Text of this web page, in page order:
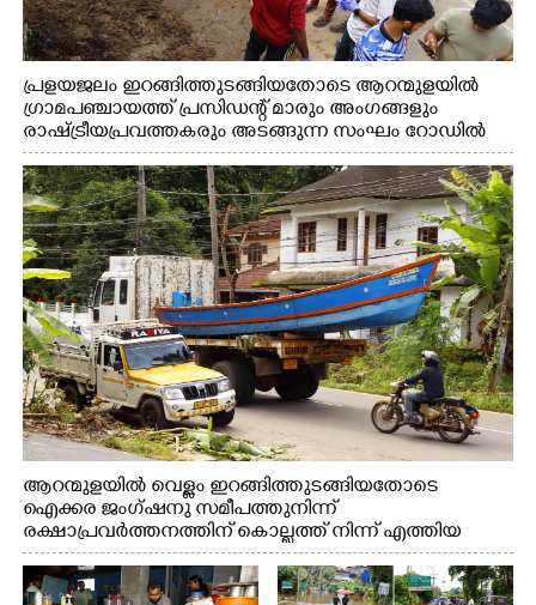
പ്രളയജലം ഇറങ്ങിത്തുടങ്ങിയതോടെ ആറന്മുളയിൽ
ഗ്രാമപഞ്ചായത്ത് പ്രസിഡന്റ് മാരും അംഗങ്ങളും
രാഷ്ട്രീയപ്രവത്തകരും അടങ്ങുന്ന സംഘം റോഡിൽ
അടിഞ്ഞ് കൂടിയ ചെളിയും മണ്ണും മറ്റ് മാലിന്യങ്ങളും
നീക്കം ചെയ്യുന്നു.
ആറന്മുളയിൽ വെള്ളം ഇറങ്ങിത്തുടങ്ങിയതോടെ
ഐക്കര ജംഗ്ഷനു സമീപത്തുനിന്ന്
രക്ഷാപ്രവർത്തനത്തിന് കൊല്ലത്ത് നിന്ന് എത്തിയ
ബോട്ടുകൾ തിരികെക്കൊണ്ടുപോകുന്നു.